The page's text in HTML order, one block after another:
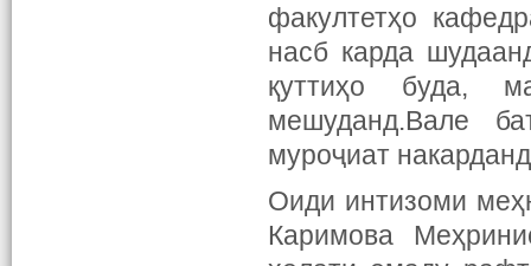
факултетҳо
насб карда
қуттиҳо буда,
мешуданд.Вале
муроҷиат
Оиди интизоми
Каримова